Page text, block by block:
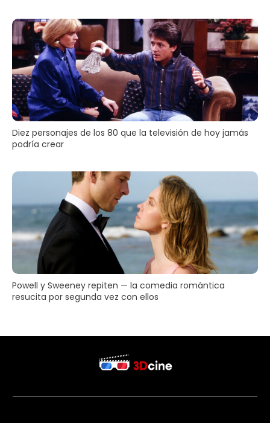
Diez personajes de los 80 que la televisión de hoy jamás
podría crear
Powell y Sweeney repiten — la comedia romántica
resucita por segunda vez con ellos